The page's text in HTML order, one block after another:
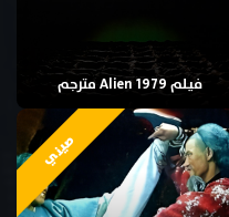
فيلم Alien 1979 مترجم
صيني